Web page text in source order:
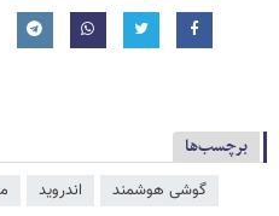
برچسب‌ها
گوشی هوشمند اندروید